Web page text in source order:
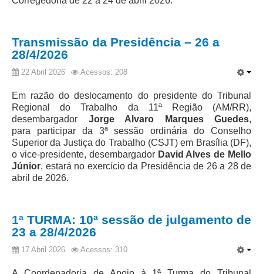
Ouvidoria
Acompanhe sua manifestação
Ouvidoria Da Mulher
Relatórios Estatísticos
Consulte o seu Processo Trabalhista
Lei Geral de Proteção de Dados - LGPD
Integração das Ouvidorias
O que é Ouvidoria?
Ouvidoria no CSJT
Dúvidas Frequentes
Transmissão da Presidência – 26 a
28/4/2026
22 Abril 2026 Acessos: 208
Em razão do deslocamento do presidente do Tribunal
Regional do Trabalho da 11ª Região (AM/RR),
desembargador Jorge Alvaro Marques Guedes,
para participar da 3ª sessão ordinária do Conselho
Superior da Justiça do Trabalho (CSJT)em Brasília (DF),
o vice-presidente, desembargador David Alves de Mello
Júnior, estará no exercício da Presidência de 26 a 28 de
abril de 2026.
1ª TURMA: 10ª sessão de julgamento de
23 a 28/4/2026
17 Abril 2026 Acessos: 310